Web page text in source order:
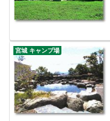
宮城 キャンプ場